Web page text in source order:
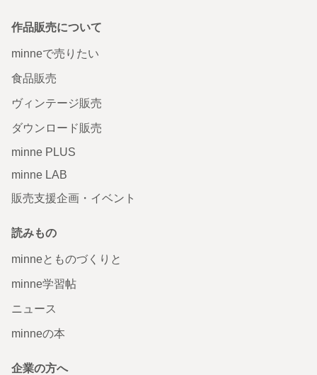
作品販売について
minneで売りたい
食品販売
ヴィンテージ販売
ダウンロード販売
minne PLUS
minne LAB
販売支援企画・イベント
読みもの
minneとものづくりと
minne学習帖
ニュース
minneの本
企業の方へ